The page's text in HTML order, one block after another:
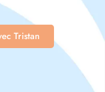
Tristan